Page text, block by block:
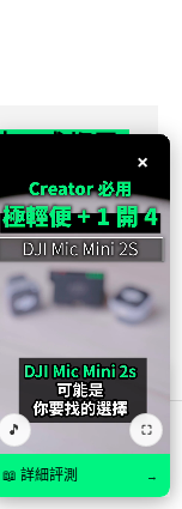
成都男
竭
45 日內減去約 20
症、膿毒性休克
×
🎵 ⛶
📖 詳細評測 →